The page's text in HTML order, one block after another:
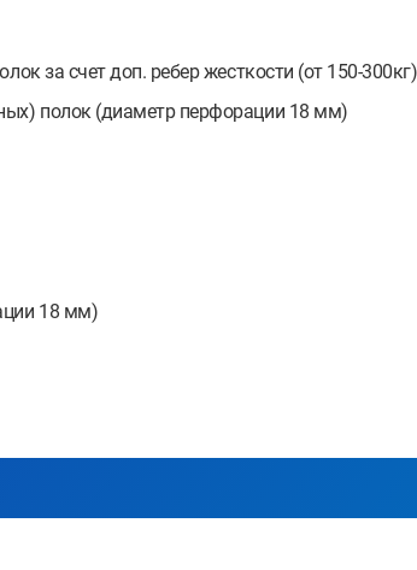
за счет доп. ребер жесткости (от 150-300кг)
полок (диаметр перфорации 18 мм)
18 мм)